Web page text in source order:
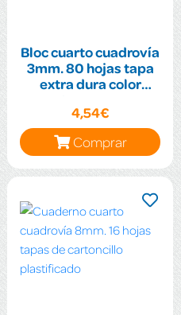
Bloc cuarto cuadrovía
3mm. 80 hojas tapa
extra dura color
4,54€
Comprar